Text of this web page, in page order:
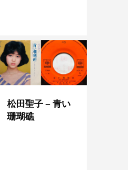
松田聖子 – 青い
珊瑚礁